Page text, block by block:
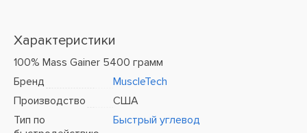
Характеристики
100% Mass Gainer 5400 грамм
Бренд
MuscleTech
Производство
США
Тип по
Быстрый углевод